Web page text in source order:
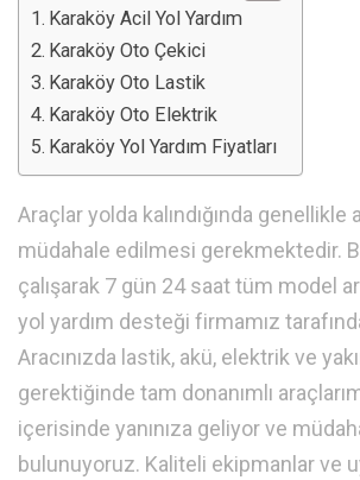
Karaköy Acil Yol Yardım
Karaköy Oto Çekici
Karaköy Oto Lastik
Karaköy Oto Elektrik
Karaköy Yol Yardım Fiyatları
Araçlar yolda kalındığında genellikle
müdahale edilmesi gerekmektedir.
çalışarak 7 gün 24 saat tüm model
yol yardım desteği firmamız
Aracınızda lastik, akü, elektrik ve
gerektiğinde tam donanımlı
içerisinde yanınıza geliyor ve
bulunuyoruz. Kaliteli ekipmanlar ve